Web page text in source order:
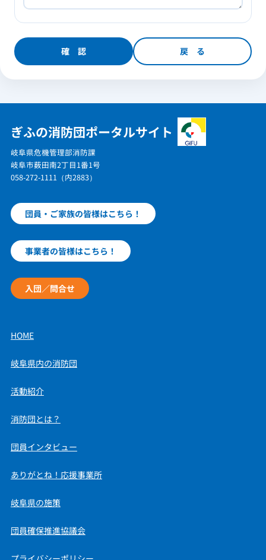
ぎふの消防団ポータルサイト
岐阜県危機管理部消防課
岐阜市薮田南2丁目1番1号
058-272-1111（内2883）
団員・ご家族の皆様はこちら！
事業者の皆様はこちら！
入団／問合せ
HOME
岐阜県内の消防団
活動紹介
消防団とは？
団員インタビュー
ありがとね！応援事業所
岐阜県の施策
団員確保推進協議会